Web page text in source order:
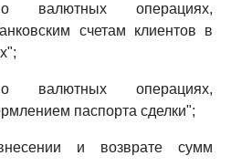
операциях,
счетам клиентов в
операциях,
паспорта сделки";
и возврате сумм